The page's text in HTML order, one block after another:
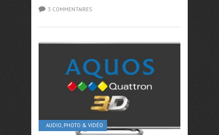
3 COMMENTAIRES
AUDIO, PHOTO & VIDÉO